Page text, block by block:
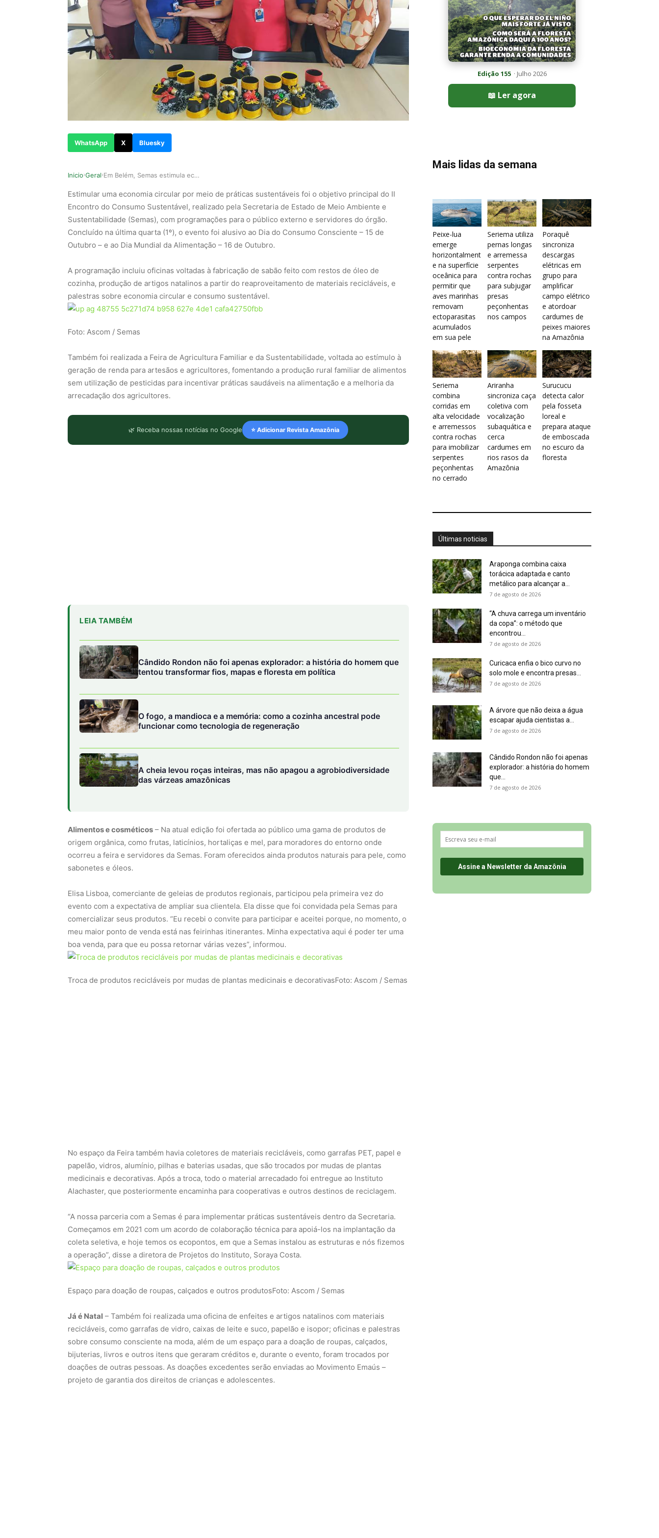
WhatsApp X Bluesky
Inicio›Geral› Em Belém, Semas estimula economia circular com …
Estimular uma economia circular por meio de práticas sustentáveis foi o objetivo principal do II
Encontro do Consumo Sustentável, realizado pela Secretaria de Estado de Meio Ambiente e
Sustentabilidade (Semas), com programações para o público externo e servidores do órgão.
Concluído na última quarta (1º), o evento foi alusivo ao Dia do Consumo Consciente – 15 de
Outubro – e ao Dia Mundial da Alimentação – 16 de Outubro.
A programação incluiu oficinas voltadas à fabricação de sabão feito com restos de óleo de
cozinha, produção de artigos natalinos a partir do reaproveitamento de materiais recicláveis, e
palestras sobre economia circular e consumo sustentável.
Foto: Ascom / Semas
Também foi realizada a Feira de Agricultura Familiar e da Sustentabilidade, voltada ao estímulo à
geração de renda para artesãos e agricultores, fomentando a produção rural familiar de alimentos
sem utilização de pesticidas para incentivar práticas saudáveis na alimentação e a melhoria da
arrecadação dos agricultores.
🌿 Receba nossas notícias no Google ⭐ Adicionar Revista Amazônia
LEIA TAMBÉM
Cândido Rondon não foi apenas explorador: a história do homem que
tentou transformar fios, mapas e floresta em política
O fogo, a mandioca e a memória: como a cozinha ancestral pode
funcionar como tecnologia de regeneração
A cheia levou roças inteiras, mas não apagou a agrobiodiversidade
das várzeas amazônicas
Alimentos e cosméticos – Na atual edição foi ofertada ao público uma gama de produtos de
origem orgânica, como frutas, laticínios, hortaliças e mel, para moradores do entorno onde
ocorreu a feira e servidores da Semas. Foram oferecidos ainda produtos naturais para pele, como
sabonetes e óleos.
Elisa Lisboa, comerciante de geleias de produtos regionais, participou pela primeira vez do
evento com a expectativa de ampliar sua clientela. Ela disse que foi convidada pela Semas para
comercializar seus produtos. “Eu recebi o convite para participar e aceitei porque, no momento, o
meu maior ponto de venda está nas feirinhas itinerantes. Minha expectativa aqui é poder ter uma
boa venda, para que eu possa retornar várias vezes”, informou.
Troca de produtos recicláveis por mudas de plantas medicinais e decorativasFoto: Ascom / Semas
No espaço da Feira também havia coletores de materiais recicláveis, como garrafas PET, papel e
papelão, vidros, alumínio, pilhas e baterias usadas, que são trocados por mudas de plantas
medicinais e decorativas. Após a troca, todo o material arrecadado foi entregue ao Instituto
Alachaster, que posteriormente encaminha para cooperativas e outros destinos de reciclagem.
“A nossa parceria com a Semas é para implementar práticas sustentáveis dentro da Secretaria.
Começamos em 2021 com um acordo de colaboração técnica para apoiá-los na implantação da
coleta seletiva, e hoje temos os ecopontos, em que a Semas instalou as estruturas e nós fizemos
a operação”, disse a diretora de Projetos do Instituto, Soraya Costa.
Espaço para doação de roupas, calçados e outros produtosFoto: Ascom / Semas
Já é Natal – Também foi realizada uma oficina de enfeites e artigos natalinos com materiais
recicláveis, como garrafas de vidro, caixas de leite e suco, papelão e isopor; oficinas e palestras
sobre consumo consciente na moda, além de um espaço para a doação de roupas, calçados,
bijuterias, livros e outros itens que geraram créditos e, durante o evento, foram trocados por
doações de outras pessoas. As doações excedentes serão enviadas ao Movimento Emaús –
projeto de garantia dos direitos de crianças e adolescentes.
Edição 155· Julho 2026
📖 Ler agora
Mais lidas da semana
Peixe-lua
emerge
horizontalment
e na superfície
oceânica para
permitir que
aves marinhas
removam
ectoparasitas
acumulados
em sua pele
Seriema utiliza
pernas longas
e arremessa
serpentes
contra rochas
para subjugar
presas
peçonhentas
nos campos
Poraquê
sincroniza
descargas
elétricas em
grupo para
amplificar
campo elétrico
e atordoar
cardumes de
peixes maiores
na Amazônia
Seriema
combina
corridas em
alta velocidade
e arremessos
contra rochas
para imobilizar
serpentes
peçonhentas
no cerrado
Ariranha
sincroniza caça
coletiva com
vocalização
subaquática e
cerca
cardumes em
rios rasos da
Amazônia
Surucucu
detecta calor
pela fosseta
loreal e
prepara ataque
de emboscada
no escuro da
floresta
Últimas noticias
Araponga combina caixa
torácica adaptada e canto
metálico para alcançar a...
7 de agosto de 2026
“A chuva carrega um inventário
da copa”: o método que
encontrou...
7 de agosto de 2026
Curicaca enfia o bico curvo no
solo mole e encontra presas...
7 de agosto de 2026
A árvore que não deixa a água
escapar ajuda cientistas a...
7 de agosto de 2026
Cândido Rondon não foi apenas
explorador: a história do homem
que...
7 de agosto de 2026